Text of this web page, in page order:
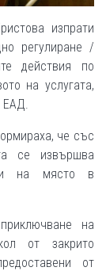
изпрати
регулиране /
действия по
на услугата,
че със
се извършва
и на място в
на
от закрито
от